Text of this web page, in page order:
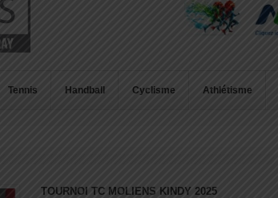
Tennis Handball Cyclisme Athlétisme
TOURNOI TC MOLIENS KINDY 2025